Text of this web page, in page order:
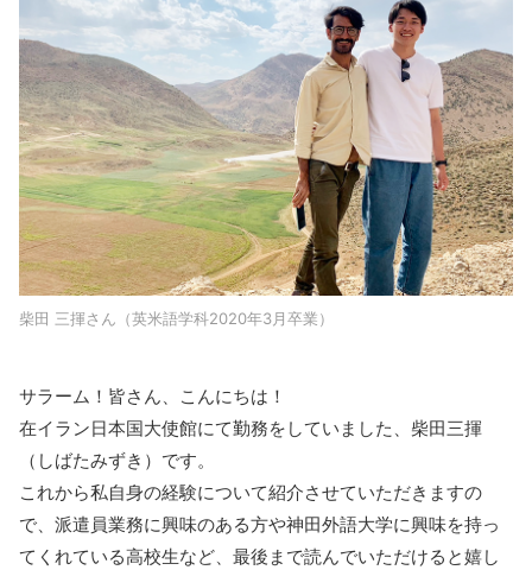
柴田 三揮さん（英米語学科2020年3月卒業）
サラーム！皆さん、こんにちは！
在イラン日本国大使館にて勤務をしていました、柴田三揮
（しばたみずき）です。
これから私自身の経験について紹介させていただきますの
で、派遣員業務に興味のある方や神田外語大学に興味を持っ
てくれている高校生など、最後まで読んでいただけると嬉し